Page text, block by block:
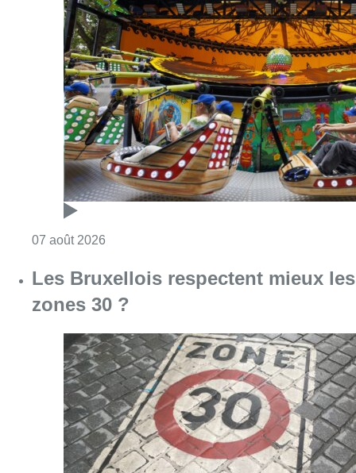
07 août 2026
Les Bruxellois respectent mieux les
zones 30 ?